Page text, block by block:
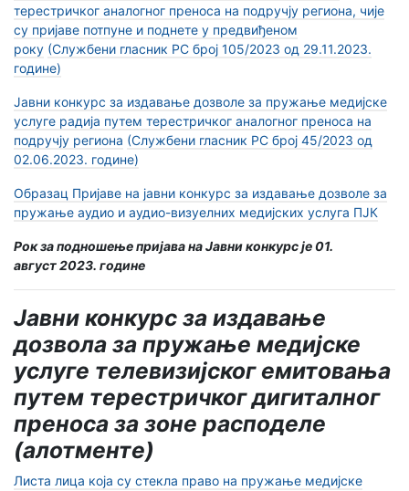
терестричког аналогног преноса на подручју региона, чије
су пријаве потпуне и поднете у предвиђеном
року (Службени гласник РС број 105/2023 од 29.11.2023.
године)
Јавни конкурс за издавање дозволе за пружање медијске
услуге радија путем терестричког аналогног преноса на
подручју региона (Службени гласник РС број 45/2023 од
02.06.2023. године)
Образац Пријаве на јавни конкурс за издавање дозволe за
пружање аудио и аудио-визуелних медијских услуга ПЈК
Рок за подношење пријава на Јавни конкурс је 01.
август 2023. године
Јавни конкурс за издавање
дозвола за пружање медијске
услуге телевизијског емитовања
путем терестричког дигиталног
преноса за зоне расподеле
(алотменте)
Листа лица која су стекла право на пружање медијске